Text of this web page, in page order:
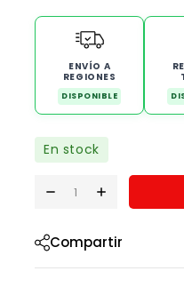
ENVÍO A
REGIONES
DISPONIBLE
En stock
Compartir